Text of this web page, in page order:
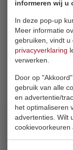
informeren wij u
In deze pop-up
Meer informatie
gebruiken, vindt u
privacyverklaring
verwerken.
Door op
gebruik van alle
en advertentie/
het optimaliseren
advertenties. Wilt
cookievoorkeuren